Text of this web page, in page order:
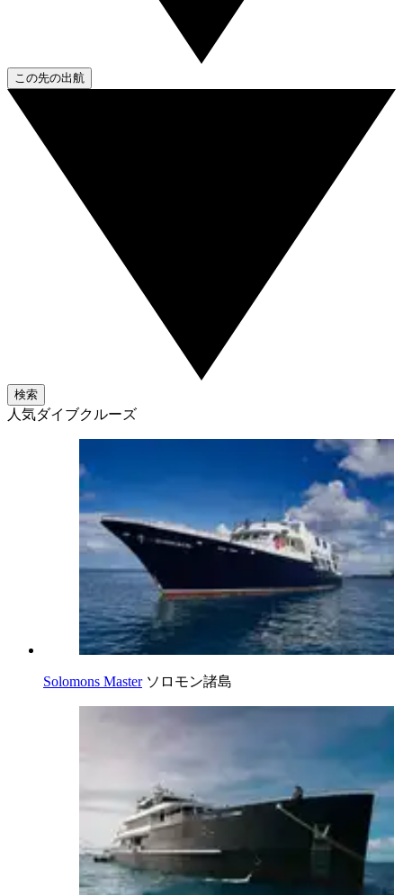
この先の出航
検索
人気ダイブクルーズ
Solomons Master ソロモン諸島